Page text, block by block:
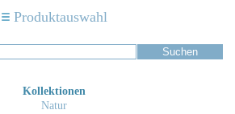
Produktauswahl
Kollektionen
Natur